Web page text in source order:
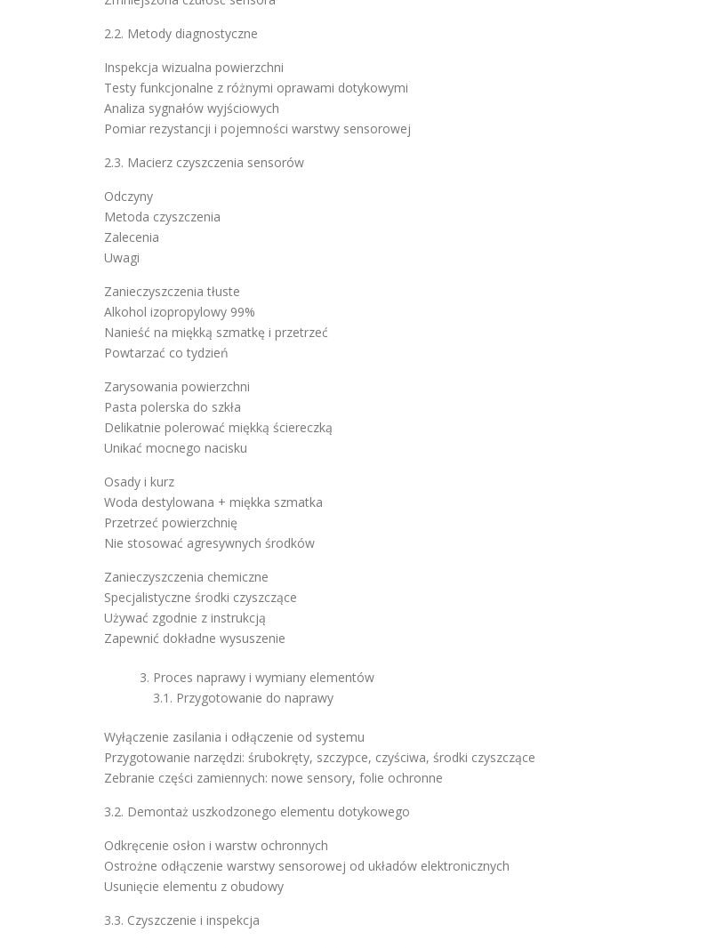
2.2. Metody diagnostyczne
Inspekcja wizualna powierzchni
Testy funkcjonalne z różnymi oprawami dotykowymi
Analiza sygnałów wyjściowych
Pomiar rezystancji i pojemności warstwy sensorowej
2.3. Macierz czyszczenia sensorów
Odczyny
Metoda czyszczenia
Zalecenia
Uwagi
Zanieczyszczenia tłuste
Alkohol izopropylowy 99%
Nanieść na miękką szmatkę i przetrzeć
Powtarzać co tydzień
Zarysowania powierzchni
Pasta polerska do szkła
Delikatnie polerować miękką ściereczką
Unikać mocnego nacisku
Osady i kurz
Woda destylowana + miękka szmatka
Przetrzeć powierzchnię
Nie stosować agresywnych środków
Zanieczyszczenia chemiczne
Specjalistyczne środki czyszczące
Używać zgodnie z instrukcją
Zapewnić dokładne wysuszenie
Proces naprawy i wymiany elementów
3.1. Przygotowanie do naprawy
Wyłączenie zasilania i odłączenie od systemu
Przygotowanie narzędzi: śrubokręty, szczypce, czyściwa, środki czyszczące
Zebranie części zamiennych: nowe sensory, folie ochronne
3.2. Demontaż uszkodzonego elementu dotykowego
Odkręcenie osłon i warstw ochronnych
Ostrożne odłączenie warstwy sensorowej od układów elektronicznych
Usunięcie elementu z obudowy
3.3. Czyszczenie i inspekcja